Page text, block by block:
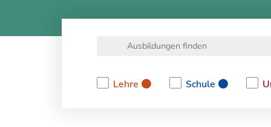
Lehre
Schule